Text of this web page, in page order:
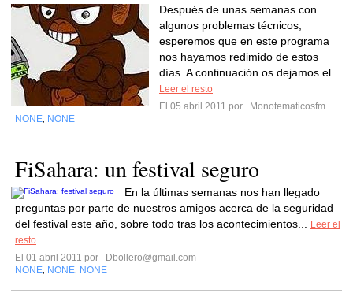
Después de unas semanas con
algunos problemas técnicos,
esperemos que en este programa
nos hayamos redimido de estos
días. A continuación os dejamos el...
Leer el resto
El 05 abril 2011 por
Monotematicosfm
NONE NONE
FiSahara: un festival seguro
En la últimas semanas nos han llegado
preguntas por parte de nuestros amigos acerca de la seguridad
del festival este año, sobre todo tras los acontecimientos...
Leer el
resto
El 01 abril 2011 por
Dbollero@gmail.com
NONE NONE NONE